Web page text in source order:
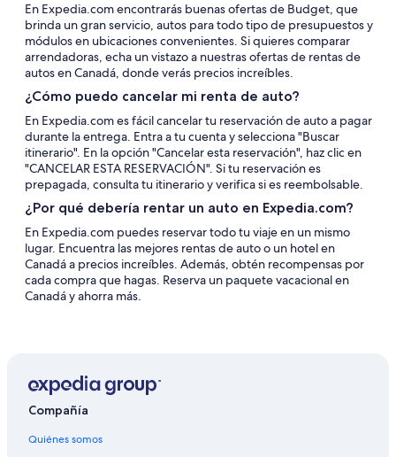
En Expedia.com encontrarás buenas ofertas de Budget, que
brinda un gran servicio, autos para todo tipo de presupuestos y
módulos en ubicaciones convenientes. Si quieres comparar
arrendadoras, echa un vistazo a nuestras ofertas de rentas de
autos en Canadá, donde verás precios increíbles.
¿Cómo puedo cancelar mi renta de auto?
En Expedia.com es fácil cancelar tu reservación de auto a pagar
durante la entrega. Entra a tu cuenta y selecciona "Buscar
itinerario". En la opción "Cancelar esta reservación", haz clic en
"CANCELAR ESTA RESERVACIÓN". Si tu reservación es
prepagada, consulta tu itinerario y verifica si es reembolsable.
¿Por qué debería rentar un auto en Expedia.com?
En Expedia.com puedes reservar todo tu viaje en un mismo
lugar. Encuentra las mejores rentas de auto o un hotel en
Canadá a precios increíbles. Además, obtén recompensas por
cada compra que hagas. Reserva un paquete vacacional en
Canadá y ahorra más.
Compañía
Quiénes somos